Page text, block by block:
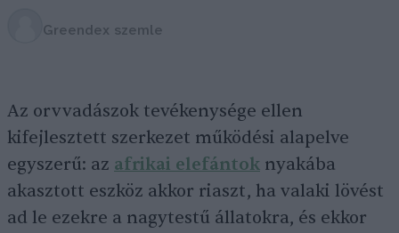
Greendex szemle
Az orvvadászok tevékenysége ellen
kifejlesztett szerkezet működési alapelve
egyszerű: az afrikai elefántok nyakába
akasztott eszköz akkor riaszt, ha valaki lövést
ad le ezekre a nagytestű állatokra, és ekkor